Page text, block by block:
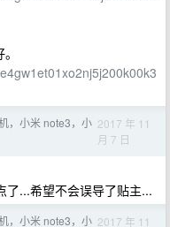
，小米 note3，小 2017 年 11
月 7 日
了...希望不会误导了贴主...
，小米 note3，小 2017 年 11